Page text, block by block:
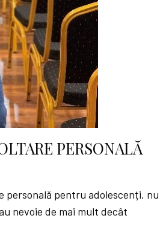
PERSONALĂ
personală pentru adolescenți, nu
nevoie de mai mult decât